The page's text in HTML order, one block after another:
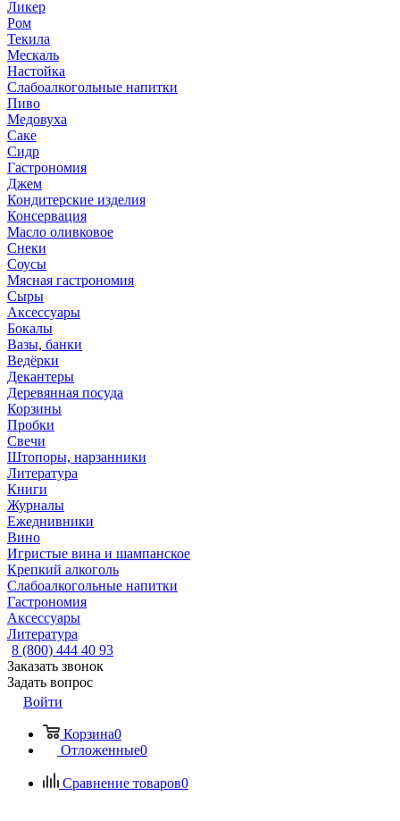
Ликер
Ром
Текила
Мескаль
Настойка
Слабоалкогольные напитки
Пиво
Медовуха
Саке
Сидр
Гастрономия
Джем
Кондитерские изделия
Консервация
Масло оливковое
Снеки
Соусы
Мясная гастрономия
Сыры
Аксессуары
Бокалы
Вазы, банки
Ведёрки
Декантеры
Деревянная посуда
Корзины
Пробки
Свечи
Штопоры, нарзанники
Литература
Книги
Журналы
Ежеднивники
Вино
Игристые вина и шампанское
Крепкий алкоголь
Слабоалкогольные напитки
Гастрономия
Аксессуары
Литература
8 (800) 444 40 93
Заказать звонок
Задать вопрос
Войти
Корзина0
Отложенные0
Сравнение товаров0